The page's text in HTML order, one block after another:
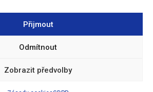
Přijmout
Odmítnout
Zobrazit předvolby